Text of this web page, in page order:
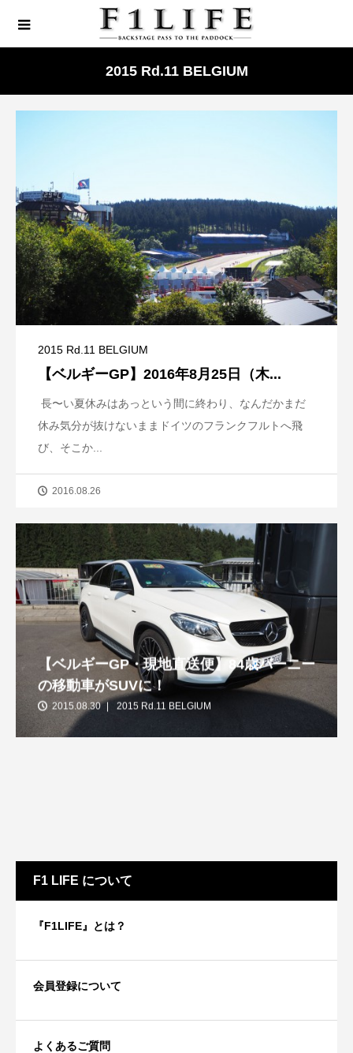
2015 Rd.11 BELGIUM
2015 Rd.11 BELGIUM
【ベルギーGP】2016年8月25日（木...
長〜い夏休みはあっという間に終わり、なんだかまだ
休み気分が抜けないままドイツのフランクフルトへ飛
び、そこか...
2016.08.26
【ベルギーGP・現地直送便】84歳バーニー
の移動車がSUVに！
2015.08.30 2015 Rd.11 BELGIUM
F1 LIFE について
『F1LIFE』とは？
会員登録について
よくあるご質問